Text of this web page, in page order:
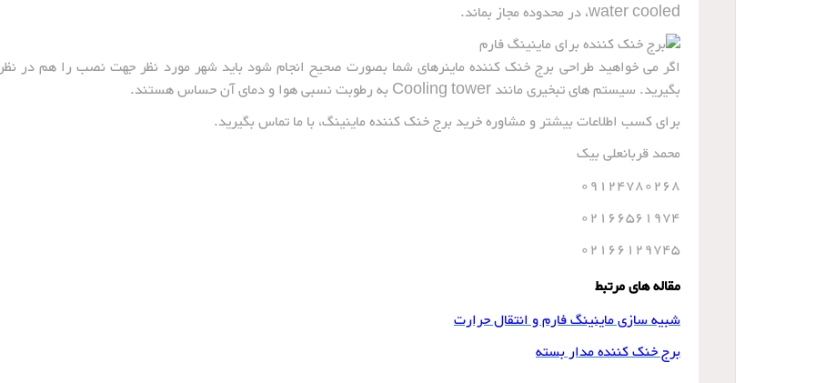
water cooled، در محدوده مجاز بماند.
اگر می خواهید طراحی برج خنک کننده ماینرهای شما بصورت صحیح انجام شود باید شهر مورد نظر جهت نصب را هم در
بگیرید. سیستم های تبخیری مانند Cooling tower به رطوبت نسبی هوا و دمای آن حساس هستند.
برای کسب اطلاعات بیشتر و مشاوره خرید برج خنک کننده ماینینگ، با ما تماس بگیرید.
محمد قربانعلی بیک
09124780268
02166561974
02166129745
مقاله های مرتبط
شبیه سازی ماینینگ فارم و انتقال حرارت
برج خنک کننده مدار بسته